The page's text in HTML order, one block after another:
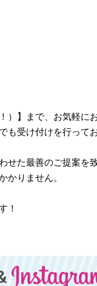
）】まで、お気軽に
も受け付けを行ってお
せた最善のご提案を致
かりません。
！